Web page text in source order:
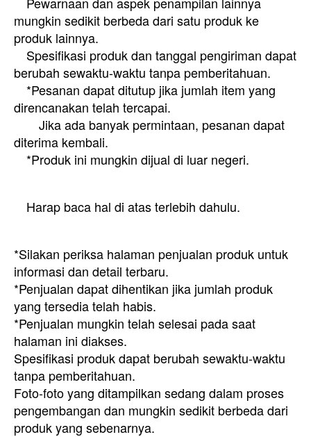
mungkin sedikit berbeda dari satu produk ke
produk lainnya.
Spesifikasi produk dan tanggal pengiriman dapat
berubah sewaktu-waktu tanpa pemberitahuan.
*Pesanan dapat ditutup jika jumlah item yang
direncanakan telah tercapai.
Jika ada banyak permintaan, pesanan dapat
diterima kembali.
*Produk ini mungkin dijual di luar negeri.
Harap baca hal di atas terlebih dahulu.
*Silakan periksa halaman penjualan produk untuk
informasi dan detail terbaru.
*Penjualan dapat dihentikan jika jumlah produk
yang tersedia telah habis.
*Penjualan mungkin telah selesai pada saat
halaman ini diakses.
Spesifikasi produk dapat berubah sewaktu-waktu
tanpa pemberitahuan.
Foto-foto yang ditampilkan sedang dalam proses
pengembangan dan mungkin sedikit berbeda dari
produk yang sebenarnya.